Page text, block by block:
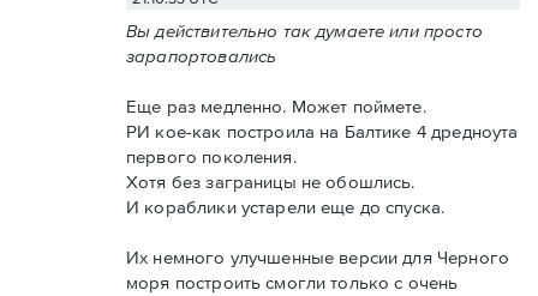
Вы действительно так думаете или просто
зарапортовались
Еще раз медленно. Может поймете.
РИ кое-как построила на Балтике 4 дредноута
первого поколения.
Хотя без заграницы не обошлись.
И кораблики устарели еще до спуска.
Их немного улучшенные версии для Черного
моря построить смогли только с очень